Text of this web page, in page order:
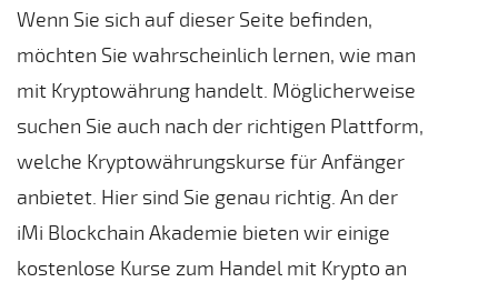
Wenn Sie sich auf dieser Seite befinden,
möchten Sie wahrscheinlich lernen, wie man
mit Kryptowährung handelt. Möglicherweise
suchen Sie auch nach der richtigen Plattform,
welche Kryptowährungskurse für Anfänger
anbietet. Hier sind Sie genau richtig. An der
iMi Blockchain Akademie bieten wir einige
kostenlose Kurse zum Handel mit Krypto an